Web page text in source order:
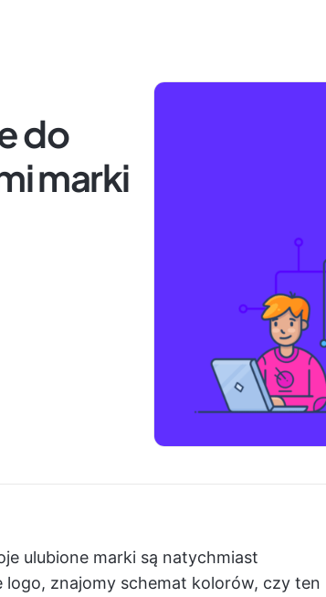
do
marki
ulubione marki są natychmiast
znajomy schemat kolorów, czy ten